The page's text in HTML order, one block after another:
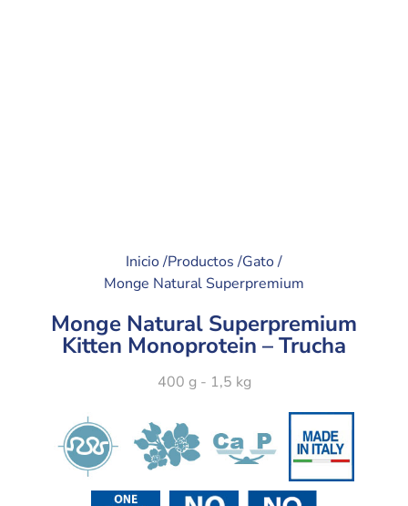
Inicio /Productos /Gato /
Monge Natural Superpremium
Monge Natural Superpremium
Kitten Monoprotein – Trucha
400 g - 1,5 kg